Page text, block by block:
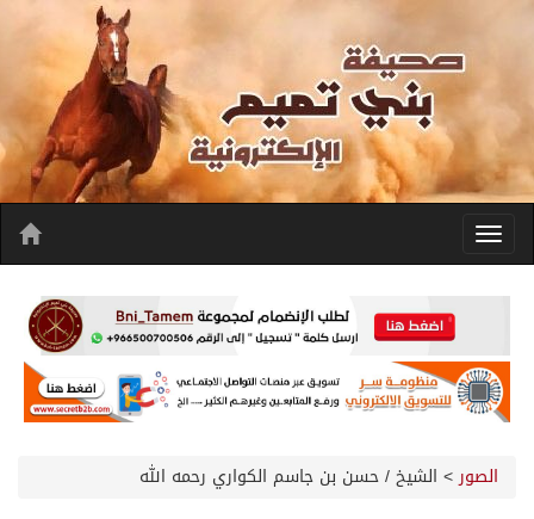
الصور> الشيخ / حسن بن جاسم الكواري رحمه الله